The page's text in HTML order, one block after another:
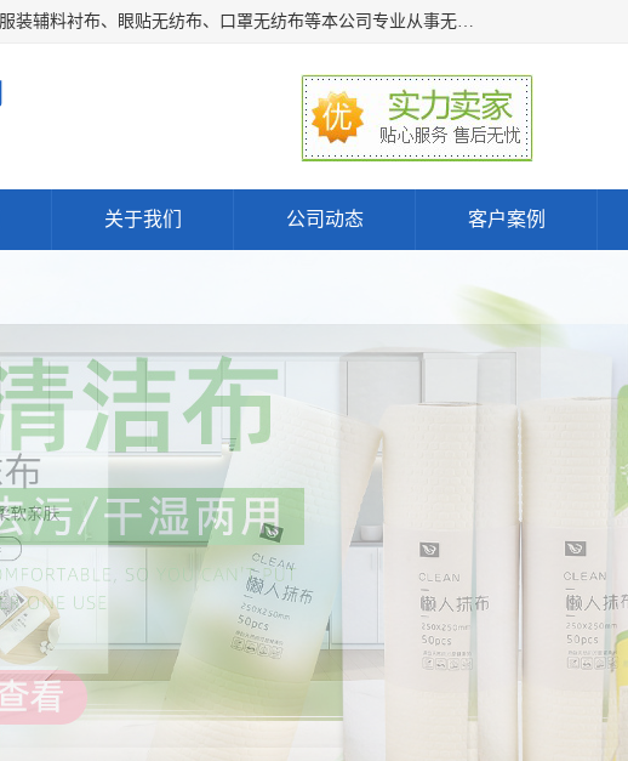
常熟市百利弗无纺制品有限公司主营：无纺布制品、医用无纺布、服装辅料衬布、眼贴无纺布、口罩无纺布等本公司专业从事无纺布制品的生产及销售。生产各种规格裁片折叠无纺布、一次性足浴巾、卷材服装衬布、印花复合类无纺布制品、环保购物袋、电子产品包装袋以及特殊功能新型无纺布。广泛用于服装，基布，包装，家居建筑、卫生材料等领域。
关于我们 公司动态 客户案例